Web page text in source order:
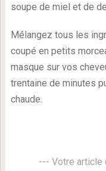
soupe de miel et de
Mélangez tous les
coupé en petits
masque sur vos
trentaine de minutes
chaude.
--- Votre article